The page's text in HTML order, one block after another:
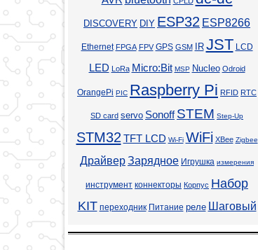
DISCOVERY DIY ESP32 ESP8266
Ethernet FPGA FPV GPS GSM IR JST LCD
LED LoRa Micro:Bit MSP Nucleo Odroid
OrangePi PIC Raspberry Pi RFID RTC
SD card servo Sonoff STEM Step-Up
STM32 TFT LCD Wi-Fi WiFi XBee Zigbee
ДрайверЗарядное Игрушка измерения
инструмент коннекторы Корпус Набор
KIT переходник Питание реле Шаговый